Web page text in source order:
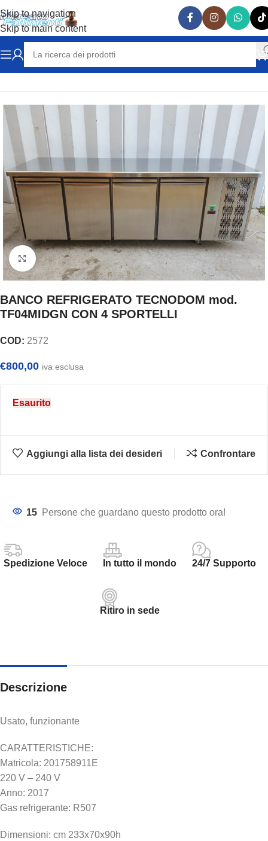
Skip to navigation
Skip to main content
Home ATTREZZATURE RISTORAZIONE BANCONI FRIGO
Clicca per ingrandire
BANCO REFRIGERATO TECNODOM mod.
TF04MIDGN CON 4 SPORTELLI
COD: 2572
€800,00 iva esclusa
Esaurito
Aggiungi alla lista dei desideri Confrontare
15 Persone che guardano questo prodotto ora!
Spedizione Veloce In tutto il mondo 24/7 Supporto
Ritiro in sede
Descrizione
Usato, funzionante
CARATTERISTICHE:
Matricola: 201758911E
220 V – 240 V
Anno: 2017
Gas refrigerante: R507
Dimensioni: cm 233x70x90h